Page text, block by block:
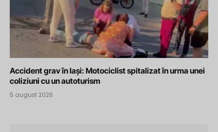
Accident grav în Iași: Motociclist spitalizat în urma unei
coliziuni cu un autoturism
5 august 2026